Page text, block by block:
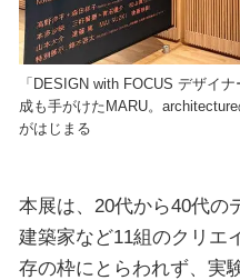
「DESIGN with FOCUS デザイ
成も手がけたMARU。
がはじまる
本展は、20代から40代の
建築家など11組のクリエ
存の枠にとらわれず、実